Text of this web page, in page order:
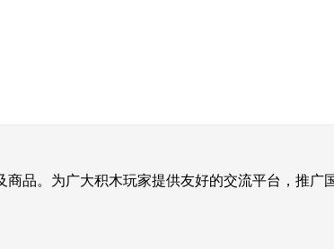
品。为广大积木玩家提供友好的交流平台，推广